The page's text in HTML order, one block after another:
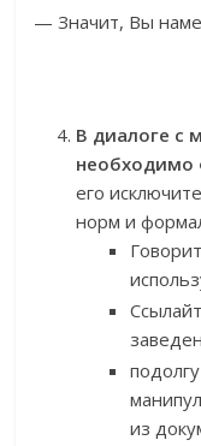
— Значит, Вы
В диалоге с
необходимо
его
норм и
из